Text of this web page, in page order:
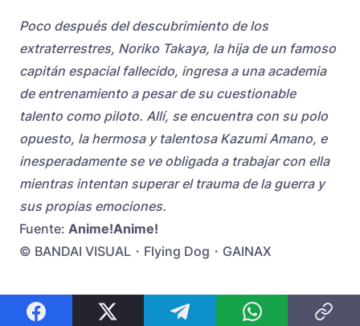
Poco después del descubrimiento de los
extraterrestres, Noriko Takaya, la hija de un famoso
capitán espacial fallecido, ingresa a una academia
de entrenamiento a pesar de su cuestionable
talento como piloto. Allí, se encuentra con su polo
opuesto, la hermosa y talentosa Kazumi Amano, e
inesperadamente se ve obligada a trabajar con ella
mientras intentan superar el trauma de la guerra y
sus propias emociones.
Fuente: Anime!Anime!
© BANDAI VISUAL・Flying Dog・GAINAX